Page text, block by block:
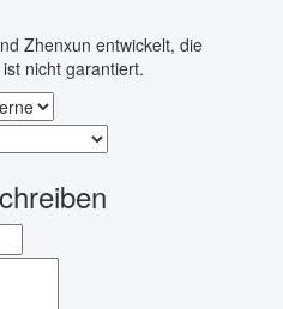
Zhenxun entwickelt, die
nicht garantiert.